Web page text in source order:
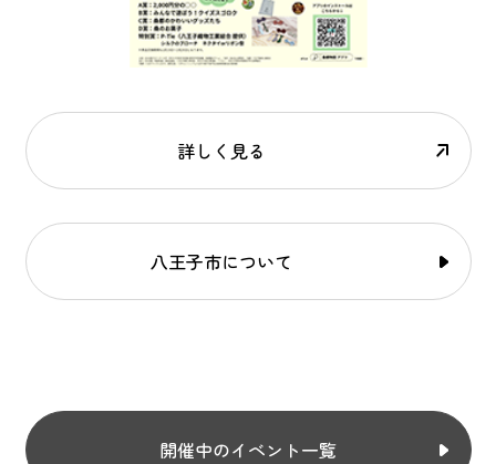
詳しく見る
八王子市について
開催中のイベント一覧